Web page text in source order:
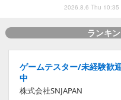
2026.8.6 Thu 10:35
ランキ
ゲームテスター/未経験歓
中
株式会社SNJAPAN